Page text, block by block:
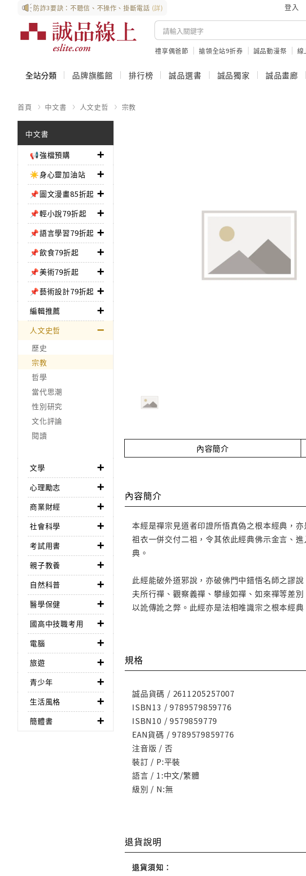
防詐3要訣：不聽信、不操作、掛斷電話 (詳) 登入
禮享偶爸節 搶領全站9折券 誠品動漫祭 線
全站分類 品牌旗艦館 排行榜 誠品選書 誠品獨家 誠品畫廊
首頁 中文書 人文史哲 宗教
中文書
📢強檔預購
☀️身心靈加油站
📌圖文漫畫85折起
📌輕小說79折起
📌語言學習79折起
📌飲食79折起
📌美術79折起
📌藝術設計79折起
編輯推薦
人文史哲
歷史
宗教
哲學
當代思潮
性別研究
文化評論
閱讀
文學
心理勵志
商業財經
社會科學
考試用書
親子教養
自然科普
醫學保健
國高中技職考用
電腦
旅遊
青少年
生活風格
簡體書
內容簡介
內容簡介
本經是禪宗見道者印證所悟真偽之根本經典，
祖衣一併交付二祖，令其依此經典佛示金言、
典。
此經能破外道邪說，亦破佛門中錯悟名師之謬
夫所行禪、觀察義禪、攀緣如禪、如來禪等差
以訛傳訛之弊。此經亦是法相唯識宗之根本經
規格
誠品貨碼 / 2611205257007
ISBN13 / 9789579859776
ISBN10 / 9579859779
EAN貨碼 / 9789579859776
注音版 / 否
裝訂 / P:平裝
語言 / 1:中文/繁體
級別 / N:無
退貨說明
退貨須知：